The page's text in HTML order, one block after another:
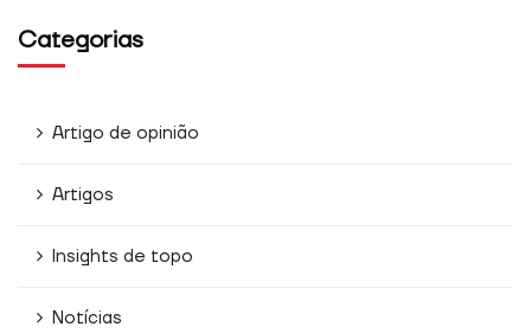
Categorias
Artigo de opinião
Artigos
Insights de topo
Notícias